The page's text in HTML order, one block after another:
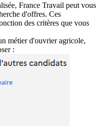
France Travail peut vous
d'offres. Ces
des critères que vous
métier d'ouvrier agricole,
: